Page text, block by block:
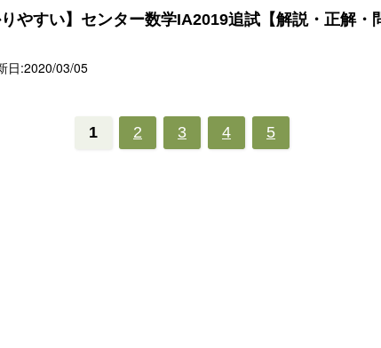
りやすい】センター数学IA2019追試【解説・正解・
日:2020/03/05
1 2 3 4 5